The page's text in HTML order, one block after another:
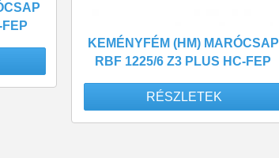
KEMÉNYFÉM (HM) MARÓCSAP
RBF 1225/6 Z3 PLUS HC-FEP
RÉSZLETEK